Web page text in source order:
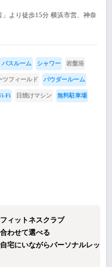
より徒歩15分 横浜市営、神奈
バスルーム シャワー 岩盤浴
ツフィールド パウダールーム
Fi 日焼けマシン 無料駐車場
ィットネスクラブ
わせて選べる
宅にいながらパーソナルレッ